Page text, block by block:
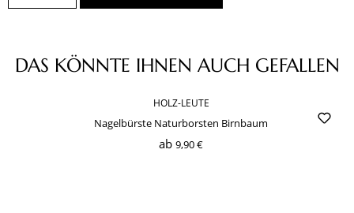
Produktgalerie überspringen
DAS KÖNNTE IHNEN AUCH GEFALLEN
HOLZ-LEUTE
Nagelbürste Naturborsten Birnbaum
ab 9,90 €